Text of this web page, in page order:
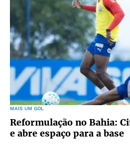
MAIS UM GOL
Reformulação no Bahia:
e abre espaço para a base